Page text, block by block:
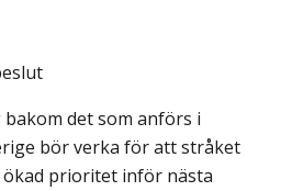
det som anförs i
bör verka för att stråket
ökad prioritet inför nästa